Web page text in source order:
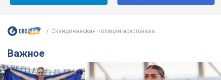
Скандинавская полиция арестовала...
Важное